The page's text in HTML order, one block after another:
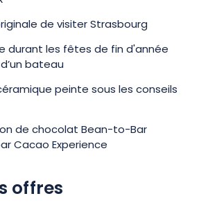
de visiter Strasbourg
durant les fêtes de fin d'année
bateau
peinte sous les conseils
de chocolat Bean-to-Bar
Cacao Experience
offres